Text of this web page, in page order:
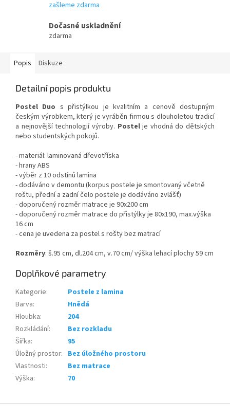
zašleme zdarma
Dočasné uskladnění
zdarma
Popis Diskuze
Detailní popis produktu
Postel Duo s přistýlkou je kvalitním a cenově dostupným
českým výrobkem, který je vyráběn firmou s dlouholetou tradicí
a nejnovější technologií výroby. Postelje vhodná do dětských
nebo studentských pokojů.
- materiál: laminovaná dřevotříska
- hrany ABS
- výběr z 10 odstínů lamina
- dodáváno v demontu (korpus postele je smontovaný včetně
roštu, přední a zadní čelo postele je dodáváno zvlášť)
- doporučený rozměr matrace je 90x200 cm
- doporučený rozměr matrace do přistýlky je 80x190, max.výška
16 cm
- cena je uvedena za postel s rošty bez matrací
Rozměry: š.95 cm, dl.204 cm, v.70 cm/ výška lehací plochy 59 cm
Doplňkové parametry
Kategorie:
Postele z lamina
Barva:
Hnědá
Hloubka:
204
Rozkládání:
Bez rozkladu
Šířka:
95
Úložný prostor: Bez úložného prostoru
Vlastnosti:
Bez matrace
Výška: 70